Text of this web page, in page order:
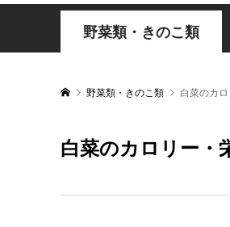
野菜類・きのこ類
野菜類・きのこ類 白菜のカ
白菜のカロリー・